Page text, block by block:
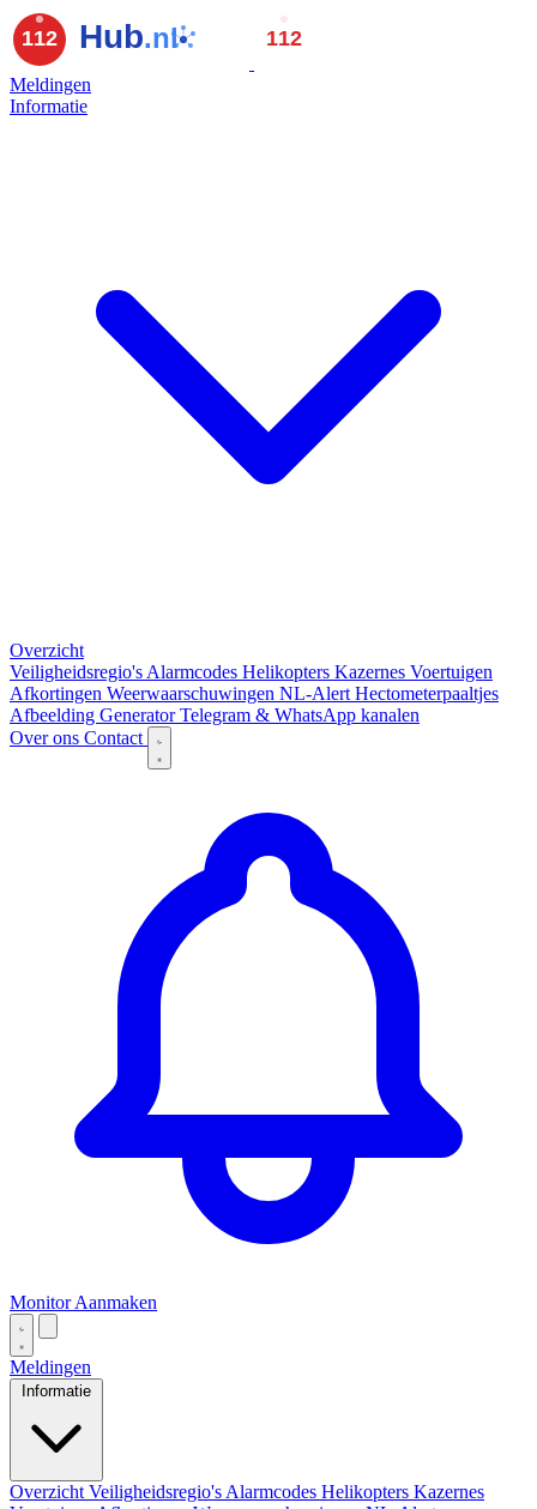
Meldingen
Informatie
Overzicht
Veiligheidsregio's Alarmcodes Helikopters Kazernes Voertuigen
Afkortingen Weerwaarschuwingen NL-Alert Hectometerpaaltjes
Afbeelding GeneratorTelegram & WhatsApp kanalen
Over ons Contact
Monitor Aanmaken
Meldingen
Informatie
Overzicht Veiligheidsregio's Alarmcodes Helikopters Kazernes